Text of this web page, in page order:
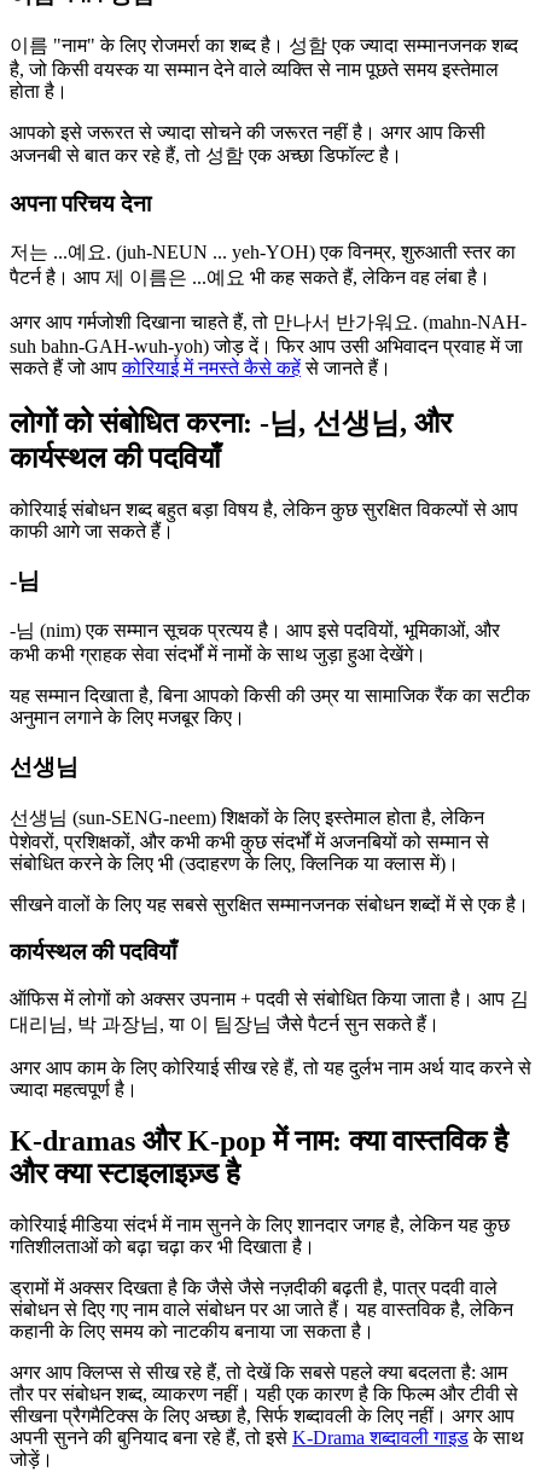
이름 "नाम" के लिए रोजमर्रा का शब्द है। 성함 एक ज्यादा सम्मानजनक शब्द
है, जो किसी वयस्क या सम्मान देने वाले व्यक्ति से नाम पूछते समय इस्तेमाल
होता है।
आपको इसे जरूरत से ज्यादा सोचने की जरूरत नहीं है। अगर आप किसी
अजनबी से बात कर रहे हैं, तो 성함 एक अच्छा डिफॉल्ट है।
अपना परिचय देना
저는 ...예요. (juh-NEUN ... yeh-YOH) एक विनम्र, शुरुआती स्तर का
पैटर्न है। आप 제 이름은 ...예요 भी कह सकते हैं, लेकिन वह लंबा है।
अगर आप गर्मजोशी दिखाना चाहते हैं, तो 만나서 반가워요. (mahn-NAH-
suh bahn-GAH-wuh-yoh) जोड़ दें। फिर आप उसी अभिवादन प्रवाह में जा
सकते हैं जो आपकोरियाई में नमस्ते कैसे कहेंसे जानते हैं।
लोगों को संबोधित करना: -님, 선생님, और
कार्यस्थल की पदवियाँ
कोरियाई संबोधन शब्द बहुत बड़ा विषय है, लेकिन कुछ सुरक्षित विकल्पों से आप
काफी आगे जा सकते हैं।
-님
-님 (nim) एक सम्मान सूचक प्रत्यय है। आप इसे पदवियों, भूमिकाओं, और
कभी कभी ग्राहक सेवा संदर्भों में नामों के साथ जुड़ा हुआ देखेंगे।
यह सम्मान दिखाता है, बिना आपको किसी की उम्र या सामाजिक रैंक का सटीक
अनुमान लगाने के लिए मजबूर किए।
선생님
선생님 (sun-SENG-neem) शिक्षकों के लिए इस्तेमाल होता है, लेकिन
पेशेवरों, प्रशिक्षकों, और कभी कभी कुछ संदर्भों में अजनबियों को सम्मान से
संबोधित करने के लिए भी (उदाहरण के लिए, क्लिनिक या क्लास में)।
सीखने वालों के लिए यह सबसे सुरक्षित सम्मानजनक संबोधन शब्दों में से एक है।
कार्यस्थल की पदवियाँ
ऑफिस में लोगों को अक्सर उपनाम + पदवी से संबोधित किया जाता है। आप 김
대리님, 박 과장님, या 이 팀장님 जैसे पैटर्न सुन सकते हैं।
अगर आप काम के लिए कोरियाई सीख रहे हैं, तो यह दुर्लभ नाम अर्थ याद करने से
ज्यादा महत्वपूर्ण है।
K-dramas और K-pop में नाम: क्या वास्तविक है
और क्या स्टाइलाइज़्ड है
कोरियाई मीडिया संदर्भ में नाम सुनने के लिए शानदार जगह है, लेकिन यह कुछ
गतिशीलताओं को बढ़ा चढ़ा कर भी दिखाता है।
ड्रामों में अक्सर दिखता है कि जैसे जैसे नज़दीकी बढ़ती है, पात्र पदवी वाले
संबोधन से दिए गए नाम वाले संबोधन पर आ जाते हैं। यह वास्तविक है, लेकिन
कहानी के लिए समय को नाटकीय बनाया जा सकता है।
अगर आप क्लिप्स से सीख रहे हैं, तो देखें कि सबसे पहले क्या बदलता है: आम
तौर पर संबोधन शब्द, व्याकरण नहीं। यही एक कारण है कि फिल्म और टीवी से
सीखना प्रैगमैटिक्स के लिए अच्छा है, सिर्फ शब्दावली के लिए नहीं। अगर आप
अपनी सुनने की बुनियाद बना रहे हैं, तो इसे K-Drama शब्दावली गाइडके साथ
जोड़ें।